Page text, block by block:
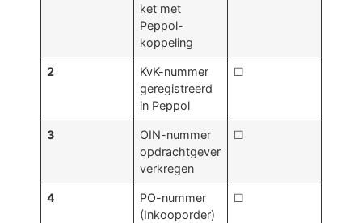
ket met
Peppol-
koppeling
2
KvK-nummer
geregistreerd
in Peppol
☐
3
OIN-nummer
opdrachtgever
verkregen
☐
4
PO-nummer
(Inkooporder)
☐